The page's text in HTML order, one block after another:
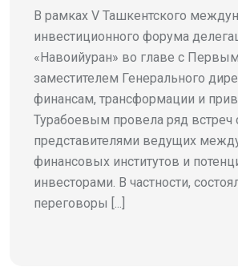
В рамках V Ташкентского
инвестиционного форума
«Навоийуран» во главе с Первым
заместителем Генерального
финансам, трансформации и
Турабоевым провела ряд встреч
представителями ведущих
финансовых институтов и
инвесторами. В частности,
переговоры [...]